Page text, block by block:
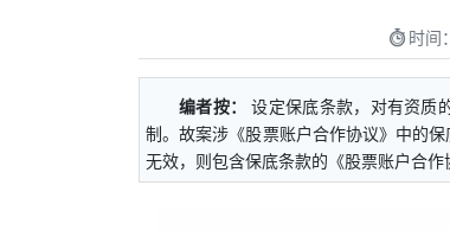
时间
编者按：
设定保底条款，对有资质
制。故案涉《股票账户合作协议》中的
无效，则包含保底条款的《股票账户合作